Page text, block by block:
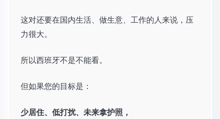
这对还要在国内生活、做生意、工作的人来说，压
力很大。
所以西班牙不是不能看。
但如果您的目标是：
少居住、低打扰、未来拿护照，